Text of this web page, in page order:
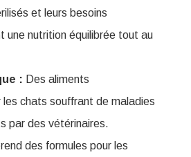
et leurs besoins
une nutrition équilibrée tout au
: Des aliments
chats souffrant de maladies
par des vétérinaires.
des formules pour les